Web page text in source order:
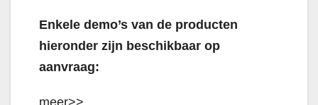
Enkele demo’s van de producten
hieronder zijn beschikbaar op
aanvraag:
meer>>